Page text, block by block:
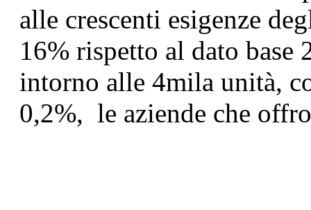
alle crescenti esigenze
16% rispetto al dato
intorno alle 4mila unità,
0,2%, le aziende che